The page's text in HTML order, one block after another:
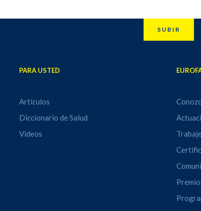
SUBIR
PARA USTED
Artículos
Diccionario de Salud
Videos